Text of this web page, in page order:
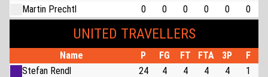
Martin Prechtl
0 0 0 0 0 0
UNITED TRAVELLERS
Name P FG FT FTA 3P
F
Stefan Rendl
24 4 4 4 4
1